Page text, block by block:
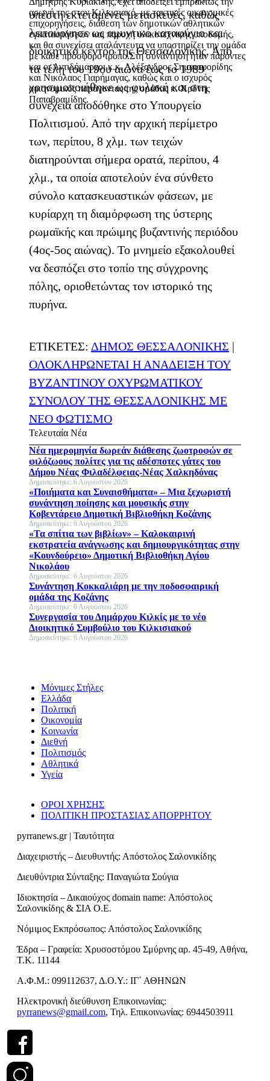
αρωγή της στον Κιλκισιακό, με τακτικές οικονομικές
επιχορηγήσεις, διάθεση των δημοτικών αθλητικών
εγκαταστάσεων και παροχή υλικοτεχνικής υποδομής,
και θα συνεχίσει αταλάντευτα να υποστηρίζει την ομάδα
με κάθε πρόσφορο τρόπο.Στη συνάντηση ήταν παρόντες
και οι Αντιδήμαρχοι κ.κ. Αλέξανδρος Σημαιοφορίδης
και Νικόλαος Γιαρήμαγας, καθώς και ο ισχυρός
οικονομικός παράγοντας της ομάδας κ. Χρόνης
Παπαβραμίδης.
υπέστη εκτεταμένες μετασκευές, καθώς
λειτούργησε ως αμυντικό καταφύγιο και
διοικητικό κέντρο της Θεσσαλονίκης. Από
τα τέλη του 19ου αιώνα έως το 1989
χρησιμοποιήθηκε ως φυλακή και στη
συνέχεια αποδόθηκε στο Υπουργείο
Πολιτισμού. Από την αρχική περίμετρο
των, περίπου, 8 χλμ. των τειχών
διατηρούνται σήμερα ορατά, περίπου, 4
χλμ., τα οποία αποτελούν ένα σύνθετο
σύνολο κατασκευαστικών φάσεων, με
κυρίαρχη τη διαμόρφωση της ύστερης
ρωμαϊκής και πρώιμης βυζαντινής περιόδου
(4ος-5ος αιώνας). Το μνημείο εξακολουθεί
να δεσπόζει στο τοπίο της σύγχρονης
πόλης, οριοθετώντας τον ιστορικό της
πυρήνα.
ΕΤΙΚΕΤΕΣ: ΔΗΜΟΣ ΘΕΣΣΑΛΟΝΙΚΗΣ |
ΟΛΟΚΛΗΡΩΝΕΤΑΙ Η ΑΝΑΔΕΙΞΗ ΤΟΥ
ΒΥΖΑΝΤΙΝΟΥ ΟΧΥΡΩΜΑΤΙΚΟΥ
ΣΥΝΟΛΟΥ ΤΗΣ ΘΕΣΣΑΛΟΝΙΚΗΣ ΜΕ
ΝΕΟ ΦΩΤΙΣΜΟ
Τελευταία Νέα
Νέα ημερομηνία δωρεάν διάθεσης ζωοτροφών σε
φιλόζωους πολίτες για τις αδέσποτες γάτες του
Δήμου Νέας Φιλαδέλφειας-Νέας Χαλκηδόνας
Δημοσιεύτηκε: 6 Αυγούστου 2026
«Ποιήματα και Συναισθήματα» – Μια ξεχωριστή
συνάντηση ποίησης και μουσικής στην
Κοβεντάρειο Δημοτική Βιβλιοθήκη Κοζάνης
Δημοσιεύτηκε: 6 Αυγούστου 2026
«Τα σπίτια των βιβλίων» – Καλοκαιρινή
εκστρατεία ανάγνωσης και δημιουργικότητας στην
«Κουνδούρειο» Δημοτική Βιβλιοθήκη Αγίου
Νικολάου
Δημοσιεύτηκε: 6 Αυγούστου 2026
Συνάντηση Κοκκαλιάρη με την ποδοσφαιρική
ομάδα της Κοζάνης
Δημοσιεύτηκε: 6 Αυγούστου 2026
Συνεργασία του Δημάρχου Κιλκίς με το νέο
Διοικητικό Συμβούλιο του Κιλκισιακού
Δημοσιεύτηκε: 6 Αυγούστου 2026
Μόνιμες Στήλες
Ελλάδα
Πολιτική
Οικονομία
Κοινωνία
Διεθνή
Πολιτισμός
Αθλητικά
Υγεία
ΟΡΟΙ ΧΡΗΣΗΣ
ΠΟΛΙΤΙΚΗ ΠΡΟΣΤΑΣΙΑΣ ΑΠΟΡΡΗΤΟΥ
pyrranews.gr | Ταυτότητα
Διαχειριστής – Διευθυντής: Απόστολος Σαλονικίδης
Διευθύντρια Σύνταξης: Παναγιώτα Σούγια
Ιδιοκτησία – Δικαιούχος domain name: Απόστολος
Σαλονικίδης & ΣΙΑ Ο.Ε.
Νόμιμος Εκπρόσωπος: Απόστολος Σαλονικίδης
Έδρα – Γραφεία: Χρυσοστόμου Σμύρνης αρ. 45-49, Αθήνα,
Τ.Κ. 11144
Α.Φ.Μ.: 099112637, Δ.Ο.Υ.: ΙΓ΄ ΑΘΗΝΩΝ
Ηλεκτρονική διεύθυνση Επικοινωνίας:
pyrranews@gmail.com, Τηλ. Επικοινωνίας: 6944503911